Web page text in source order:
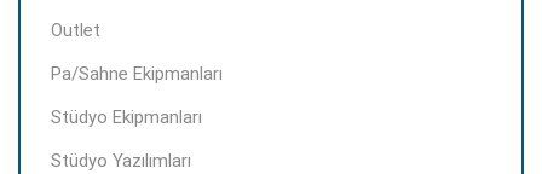
Outlet
Pa/Sahne Ekipmanları
Stüdyo Ekipmanları
Stüdyo Yazılımları